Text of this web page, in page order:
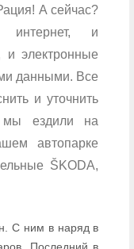
А сейчас?
интернет, и
электронные
данными. Все
и уточнить
ездили на
автопарке
ŠKODA,
С ним в наряд в
Последний в